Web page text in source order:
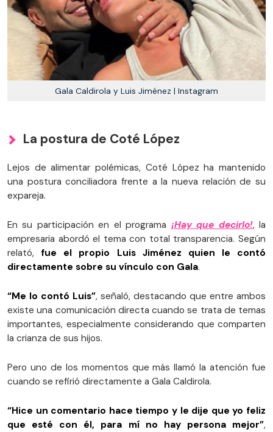
Gala Caldirola y Luis Jiménez | Instagram
La postura de Coté López
Lejos de alimentar polémicas, Coté López ha mantenido
una postura conciliadora frente a la nueva relación de su
expareja.
En su participación en el programa ¡Hay que decirlo!, la
empresaria abordó el tema con total transparencia. Según
relató, fue el propio Luis Jiménez quien le contó
directamente sobre su vínculo con Gala.
“Me lo contó Luis”, señaló, destacando que entre ambos
existe una comunicación directa cuando se trata de temas
importantes, especialmente considerando que comparten
la crianza de sus hijos.
Pero uno de los momentos que más llamó la atención fue
cuando se refirió directamente a Gala Caldirola.
“Hice un comentario hace tiempo y le dije que yo feliz
que esté con él, para mí no hay persona mejor”,